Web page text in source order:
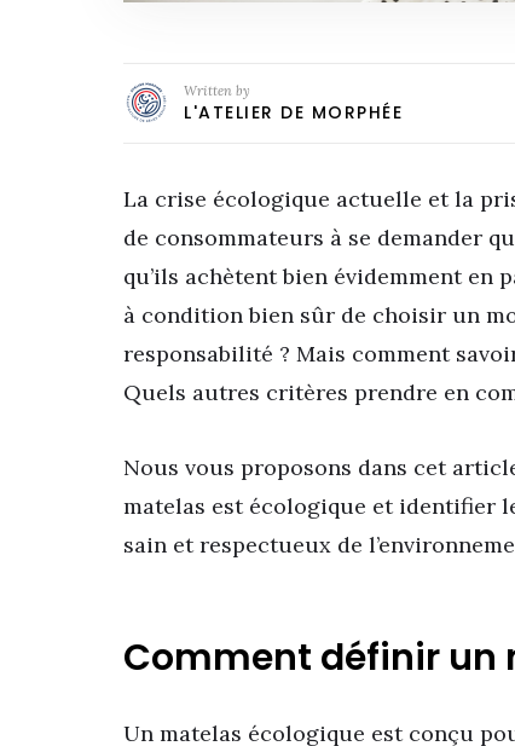
Written by
L'ATELIER DE MORPHÉE
La crise écologique actuelle et la
de consommateurs à se demander
qu’ils achètent bien évidemment
à condition bien sûr de choisir un
responsabilité ? Mais comment
Quels autres critères prendre en
Nous vous proposons dans cet
matelas est écologique et identifier
sain et respectueux de
Comment définir un
Un matelas écologique est conçu